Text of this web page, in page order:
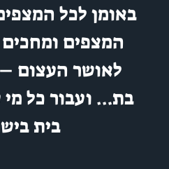
לכל המצפים
המצפים ומחכים
לאושר העצום –
בת… ועבור כל מי
בית